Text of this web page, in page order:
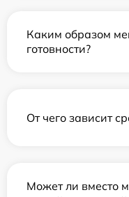
Каким образом
готовности?
От чего зависит
Может ли вместо